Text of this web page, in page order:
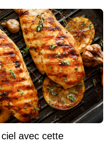
avec cette